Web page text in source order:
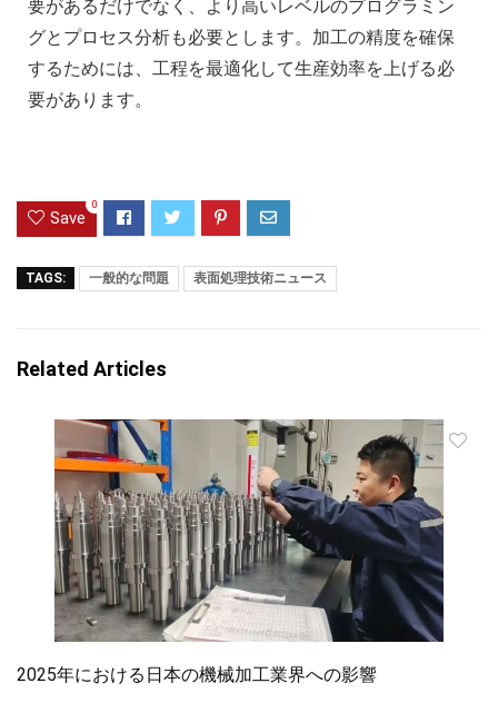
要があるだけでなく、より高いレベルのプログラミン
グとプロセス分析も必要とします。加工の精度を確保
するためには、工程を最適化して生産効率を上げる必
要があります。
Save
0
TAGS: 一般的な問題 表面処理技術ニュース
Related Articles
2025年における日本の機械加工業界への影響